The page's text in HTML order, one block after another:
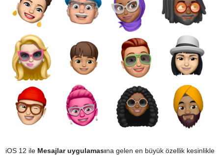
iOS 12 ile Mesajlar uygulamasına gelen en büyük özellik kesinlikle